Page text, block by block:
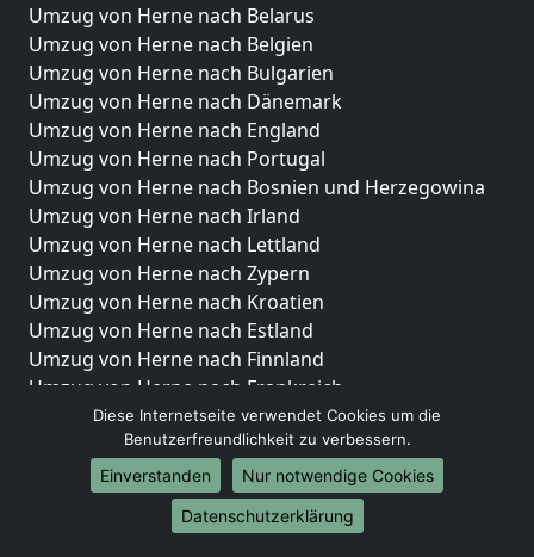
Umzug von Herne nach Belarus
Umzug von Herne nach Belgien
Umzug von Herne nach Bulgarien
Umzug von Herne nach Dänemark
Umzug von Herne nach England
Umzug von Herne nach Portugal
Umzug von Herne nach Bosnien und Herzegowina
Umzug von Herne nach Irland
Umzug von Herne nach Lettland
Umzug von Herne nach Zypern
Umzug von Herne nach Kroatien
Umzug von Herne nach Estland
Umzug von Herne nach Finnland
Umzug von Herne nach Frankreich
Umzug von Herne nach Griechenland
Umzug von Herne nach Italien
Umzug von Herne nach Liechtenstein
Umzug von Herne nach Luxemburg
Umzug von Herne nach Niederlande
Diese Internetseite verwendet Cookies um die
Benutzerfreundlichkeit zu verbessern.
Einverstanden
Nur notwendige Cookies
Datenschutzerklärung